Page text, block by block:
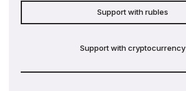
Support with rubles
Support with cryptocurrency